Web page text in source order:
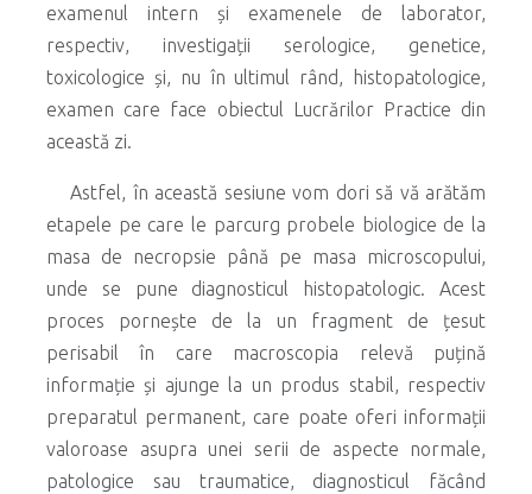
examenul intern și examenele de laborator,
respectiv, investigații serologice, genetice,
toxicologice și, nu în ultimul rând, histopatologice,
examen care face obiectul Lucrărilor Practice din
această zi.
Astfel, în această sesiune vom dori să vă arătăm
etapele pe care le parcurg probele biologice de la
masa de necropsie până pe masa microscopului,
unde se pune diagnosticul histopatologic. Acest
proces pornește de la un fragment de țesut
perisabil în care macroscopia relevă puțină
informație și ajunge la un produs stabil, respectiv
preparatul permanent, care poate oferi informații
valoroase asupra unei serii de aspecte normale,
patologice sau traumatice, diagnosticul făcând